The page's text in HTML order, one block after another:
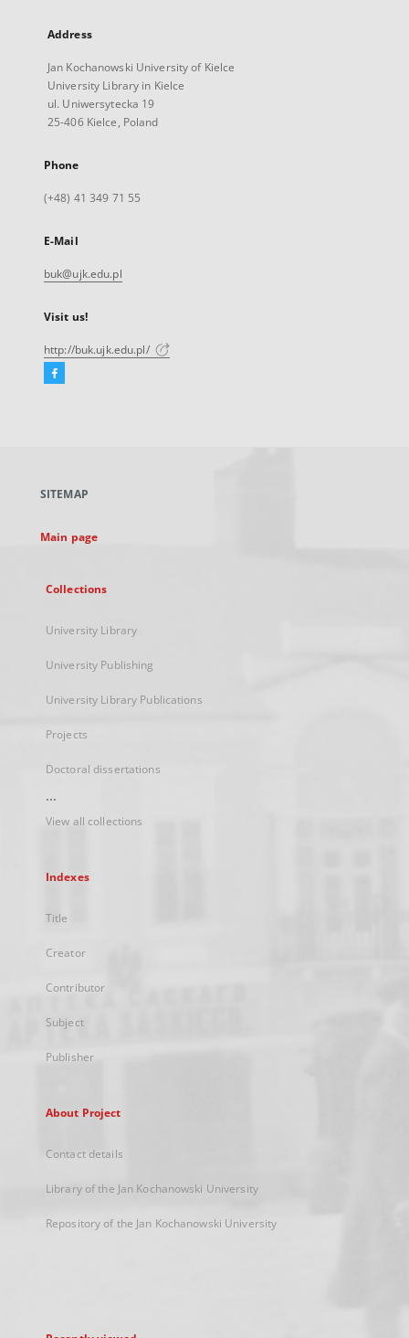
Address
Jan Kochanowski University of Kielce
University Library in Kielce
ul. Uniwersytecka 19
25-406 Kielce, Poland
Phone
(+48) 41 349 71 55
E-Mail
buk@ujk.edu.pl
Visit us!
http://buk.ujk.edu.pl/
Facebook
new
SITEMAP
Main page
Collections
University Library
University Publishing
University Library Publications
Projects
Doctoral dissertations
...
View all collections
Indexes
Title
Creator
Contributor
Subject
Publisher
About Project
Contact details
Library of the Jan Kochanowski University
Repository of the Jan Kochanowski University